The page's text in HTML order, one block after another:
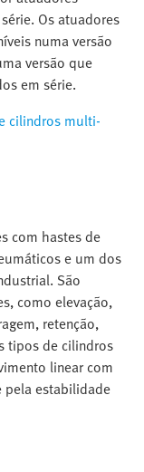
Os atuadores
numa versão
versão que
em série.
cilindros multi-
com hastes de
e um dos
São
como elevação,
retenção,
tipos de cilindros
linear com
pela estabilidade